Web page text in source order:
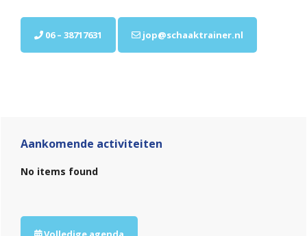
06 – 38717631 jop@schaaktrainer.nl
Sidebar
Aankomende activiteiten
No items found